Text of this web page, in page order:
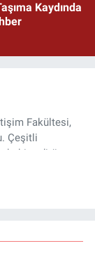
Kaydında
Fakültesi,
Çeşitli
editör,
adlı haber
yürütmekte.